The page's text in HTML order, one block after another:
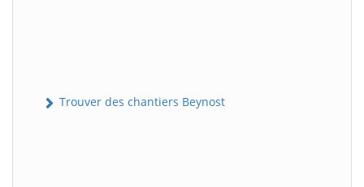
Trouver des chantiers Beynost